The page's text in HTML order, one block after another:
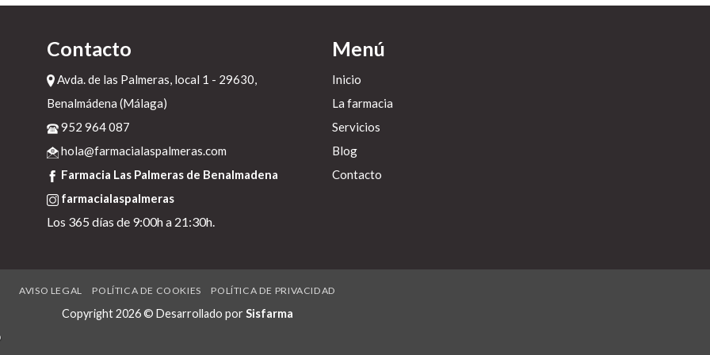
Contacto
Avda. de las Palmeras, local 1 - 29630,
Benalmádena (Málaga)
952 964 087
hola@farmacialaspalmeras.com
Farmacia Las Palmeras de Benalmadena
farmacialaspalmeras
Los 365 días de 9:00h a 21:30h.
Menú
Inicio
La farmacia
Servicios
Blog
Contacto
AVISO LEGAL POLÍTICA DE COOKIES POLÍTICA DE PRIVACIDAD
Copyright 2026 © Desarrollado por Sisfarma